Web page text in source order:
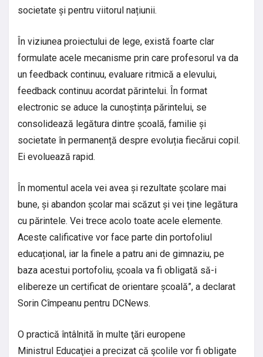
societate și pentru viitorul națiunii.
În viziunea proiectului de lege, există foarte clar
formulate acele mecanisme prin care profesorul va da
un feedback continuu, evaluare ritmică a elevului,
feedback continuu acordat părintelui. În format
electronic se aduce la cunoștința părintelui, se
consolidează legătura dintre școală, familie și
societate în permanență despre evoluția fiecărui copil.
Ei evoluează rapid.
În momentul acela vei avea și rezultate școlare mai
bune, și abandon școlar mai scăzut și vei ține legătura
cu părintele. Vei trece acolo toate acele elemente.
Aceste calificative vor face parte din portofoliul
educațional, iar la finele a patru ani de gimnaziu, pe
baza acestui portofoliu, școala va fi obligată să-i
elibereze un certificat de orientare școală”, a declarat
Sorin Cîmpeanu pentru DCNews.
O practică întâlnită în multe ţări europene
Ministrul Educaţiei a precizat că şcolile vor fi obligate